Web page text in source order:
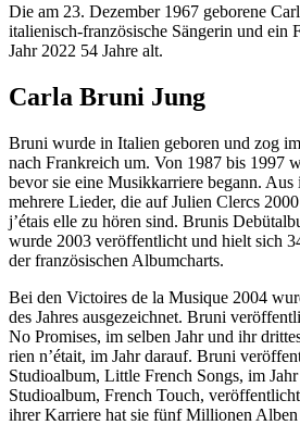
Die am 23. Dezember 1967 geborene
italienisch-französische Sängerin und ein
Jahr 2022 54 Jahre alt.
Carla Bruni Jung
Bruni wurde in Italien geboren und zog
nach Frankreich um. Von 1987 bis 1997
bevor sie eine Musikkarriere begann. Aus
mehrere Lieder, die auf Julien Clercs
j’étais elle zu hören sind. Brunis
wurde 2003 veröffentlicht und hielt sich
der französischen Albumcharts.
Bei den Victoires de la Musique 2004
des Jahres ausgezeichnet. Bruni
No Promises, im selben Jahr und ihr
rien n’était, im Jahr darauf. Bruni
Studioalbum, Little French Songs, im
Studioalbum, French Touch,
ihrer Karriere hat sie fünf Millionen